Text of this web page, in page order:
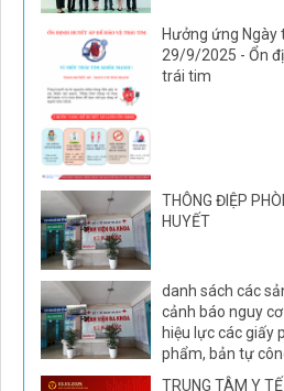
Hưởng ứng Ngày
29/9/2025 - Ổn
trái tim
THÔNG ĐIỆP
HUYẾT
danh sách các
cảnh báo nguy
hiệu lực các giấy
phẩm, bản tự
TRUNG TÂM Y